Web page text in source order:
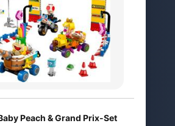
Peach & Grand Prix-Set